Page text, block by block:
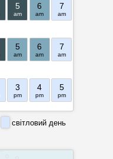
5
am
6
am
7
am
5
am
6
am
7
am
3
pm
4
pm
5
pm
світловий день